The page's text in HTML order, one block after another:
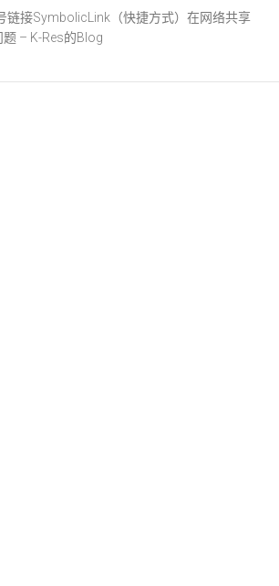
链接SymbolicLink（快捷方式）在网络共享
– K-Res的Blog